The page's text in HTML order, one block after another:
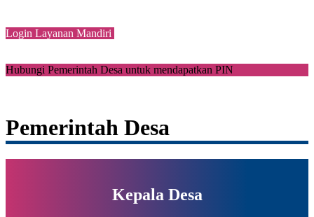
Login Layanan Mandiri
Hubungi Pemerintah Desa untuk mendapatkan PIN
Pemerintah Desa
Kepala Desa